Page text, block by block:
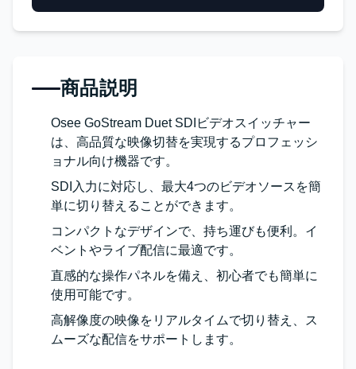
商品説明
Osee GoStream Duet SDIビデオスイッチャー
は、高品質な映像切替を実現するプロフェッシ
ョナル向け機器です。
SDI入力に対応し、最大4つのビデオソースを簡
単に切り替えることができます。
コンパクトなデザインで、持ち運びも便利。イ
ベントやライブ配信に最適です。
直感的な操作パネルを備え、初心者でも簡単に
使用可能です。
高解像度の映像をリアルタイムで切り替え、ス
ムーズな配信をサポートします。